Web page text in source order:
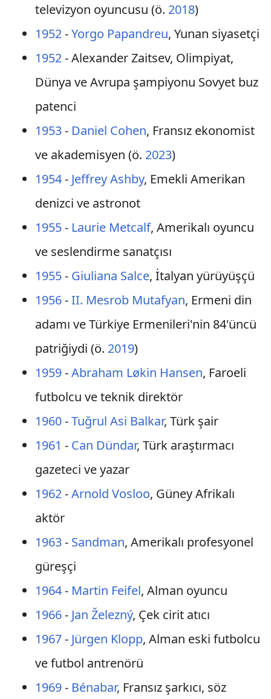
televizyon oyuncusu (ö. 2018)
1952-Yorgo Papandreu, Yunan siyasetçi
1952- Alexander Zaitsev, Olimpiyat,
Dünya ve Avrupa şampiyonu Sovyet buz
patenci
1953- Daniel Cohen, Fransız ekonomist
ve akademisyen (ö. 2023)
1954- Jeffrey Ashby, Emekli Amerikan
denizci ve astronot
1955- Laurie Metcalf, Amerikalı oyuncu
ve seslendirme sanatçısı
1955- Giuliana Salce, İtalyan yürüyüşçü
1956-II. Mesrob Mutafyan, Ermeni din
adamı ve Türkiye Ermenileri'nin 84'üncü
patriğiydi (ö. 2019)
1959-Abraham Løkin Hansen, Faroeli
futbolcu ve teknik direktör
1960-Tuğrul Asi Balkar, Türk şair
1961 - Can Dündar, Türk araştırmacı
gazeteci ve yazar
1962-Arnold Vosloo, Güney Afrikalı
aktör
1963- Sandman, Amerikalı profesyonel
güreşçi
1964- Martin Feifel, Alman oyuncu
1966- Jan Železný, Çek cirit atıcı
1967- Jürgen Klopp, Alman eski futbolcu
ve futbol antrenörü
1969- Bénabar, Fransız şarkıcı, söz